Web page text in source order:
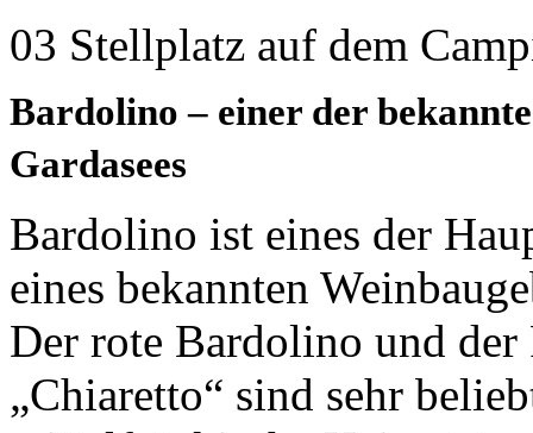
03 Stellplatz auf dem
Bardolino – einer der
Gardasees
Bardolino ist eines der
eines bekannten
Der rote Bardolino und
„Chiaretto“ sind sehr